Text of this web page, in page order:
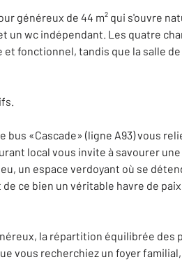
généreux de 44 m² qui s'ouvre
un wc indépendant. Les quatre
fonctionnel, tandis que la salle de
«Cascade» (ligne A93) vous
local vous invite à savourer
un espace verdoyant où se
ce bien un véritable havre de
la répartition équilibrée des
vous recherchiez un foyer